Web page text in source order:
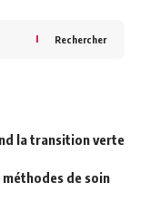
Rechercher
la transition verte
de soin